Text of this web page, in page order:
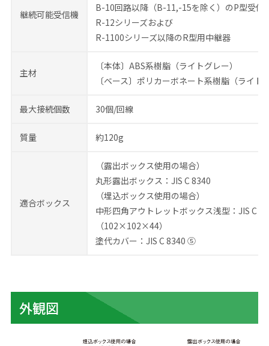
継続可能受信機
B-10回路以降（B-11,-15を除く）のP型受信
R-12シリーズおよび
R-1100シリーズ以降のR型用中継器
主材
〔本体〕ABS系樹脂（ライトグレー）
〔ベース〕ポリカーボネート系樹脂（ライト
最大接続個数 30個/回線
質量 約120g
適合ボックス
（露出ボックス使用の場合）
丸形露出ボックス：JIS C 8340
（埋込ボックス使用の場合）
中形四角アウトレットボックス浅型：JIS C
（102×102×44）
塗代カバー：JIS C 8340 ⑤
外観図